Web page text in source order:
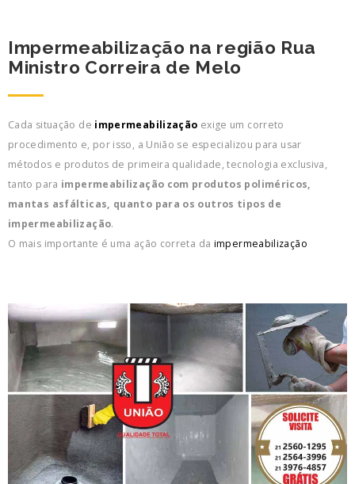
Impermeabilização na região Rua
Ministro Correira de Melo
Cada situação de impermeabilização exige um correto
procedimento e, por isso, a União se especializou para usar
métodos e produtos de primeira qualidade, tecnologia exclusiva,
tanto para impermeabilização com produtos poliméricos,
mantas asfálticas, quanto para os outros tipos de
impermeabilização.
O mais importante é uma ação correta da impermeabilização